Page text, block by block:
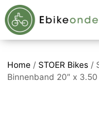
Home / STOER Bikes /
Binnenband 20″ x